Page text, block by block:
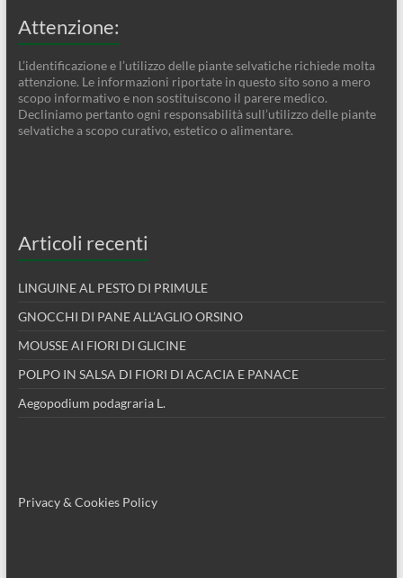
Attenzione:
L’identificazione e l’utilizzo delle piante selvatiche richiede molta
attenzione. Le informazioni riportate in questo sito sono a mero
scopo informativo e non sostituiscono il parere medico.
Decliniamo pertanto ogni responsabilità sull’utilizzo delle piante
selvatiche a scopo curativo, estetico o alimentare.
Articoli recenti
LINGUINE AL PESTO DI PRIMULE
GNOCCHI DI PANE ALL’AGLIO ORSINO
MOUSSE AI FIORI DI GLICINE
POLPO IN SALSA DI FIORI DI ACACIA E PANACE
Aegopodium podagraria L.
Privacy & Cookies Policy